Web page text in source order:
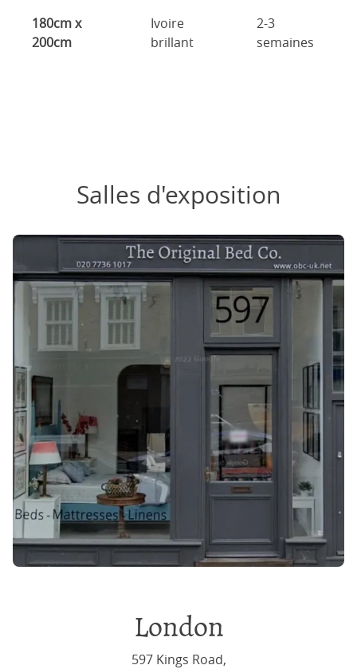
180cm x
200cm
Ivoire
brillant
2-3
semaines
Salles d'exposition
London
597 Kings Road,